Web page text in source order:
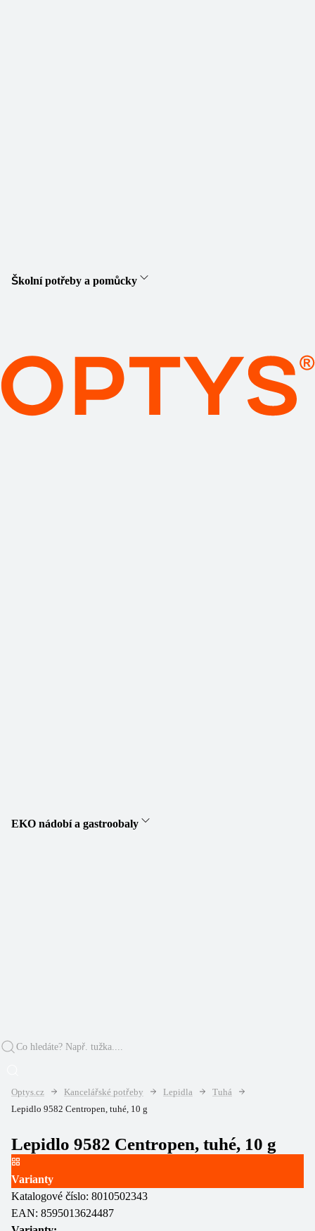
Školní potřeby a pomůcky
EKO nádobí a gastroobaly
Optys.cz Kancelářské potřeby Lepidla
Tuhá
Lepidlo 9582 Centropen, tuhé, 10 g
Lepidlo 9582 Centropen, tuhé, 10 g
Varianty
Katalogové číslo: 8010502343
EAN: 8595013624487